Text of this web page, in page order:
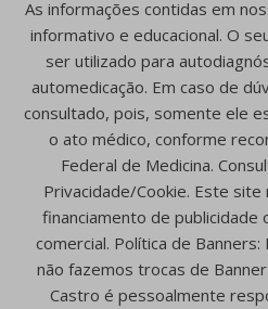
As informações contidas em
informativo e educacional. O
ser utilizado para
automedicação. Em caso de
consultado, pois, somente ele
o ato médico, conforme
Federal de Medicina.
Privacidade/Cookie. Este
financiamento de publicidade
comercial. Política de
não fazemos trocas de
Castro é pessoalmente